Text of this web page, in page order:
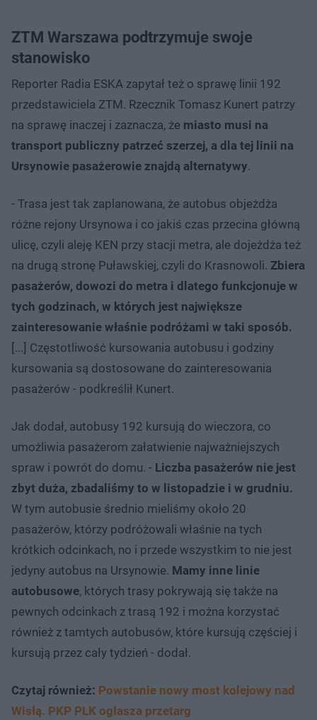
ZTM Warszawa podtrzymuje swoje
stanowisko
Reporter Radia ESKA zapytał też o sprawę linii 192
przedstawiciela ZTM. Rzecznik Tomasz Kunert patrzy
na sprawę inaczej i zaznacza, że miasto musi na
transport publiczny patrzeć szerzej, a dla tej linii na
Ursynowie pasażerowie znajdą alternatywy.
- Trasa jest tak zaplanowana, że autobus objeżdża
różne rejony Ursynowa i co jakiś czas przecina główną
ulicę, czyli aleję KEN przy stacji metra, ale dojeżdża też
na drugą stronę Puławskiej, czyli do Krasnowoli. Zbiera
pasażerów, dowozi do metra i dlatego funkcjonuje w
tych godzinach, w których jest największe
zainteresowanie właśnie podróżami w taki sposób.
[...] Częstotliwość kursowania autobusu i godziny
kursowania są dostosowane do zainteresowania
pasażerów - podkreślił Kunert.
Jak dodał, autobusy 192 kursują do wieczora, co
umożliwia pasażerom załatwienie najważniejszych
spraw i powrót do domu. - Liczba pasażerów nie jest
zbyt duża, zbadaliśmy to w listopadzie i w grudniu.
W tym autobusie średnio mieliśmy około 20
pasażerów, którzy podróżowali właśnie na tych
krótkich odcinkach, no i przede wszystkim to nie jest
jedyny autobus na Ursynowie. Mamy inne linie
autobusowe, których trasy pokrywają się także na
pewnych odcinkach z trasą 192 i można korzystać
również z tamtych autobusów, które kursują częściej i
kursują przez cały tydzień - dodał.
Czytaj również: Powstanie nowy most kolejowy nad
Wisłą. PKP PLK ogłasza przetarg